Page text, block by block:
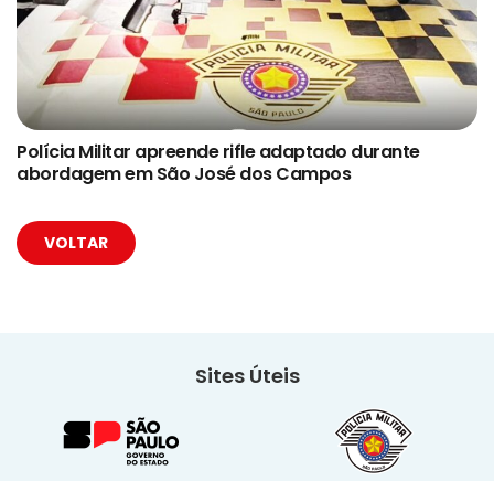
Polícia Militar apreende rifle adaptado durante
abordagem em São José dos Campos
VOLTAR
Sites Úteis